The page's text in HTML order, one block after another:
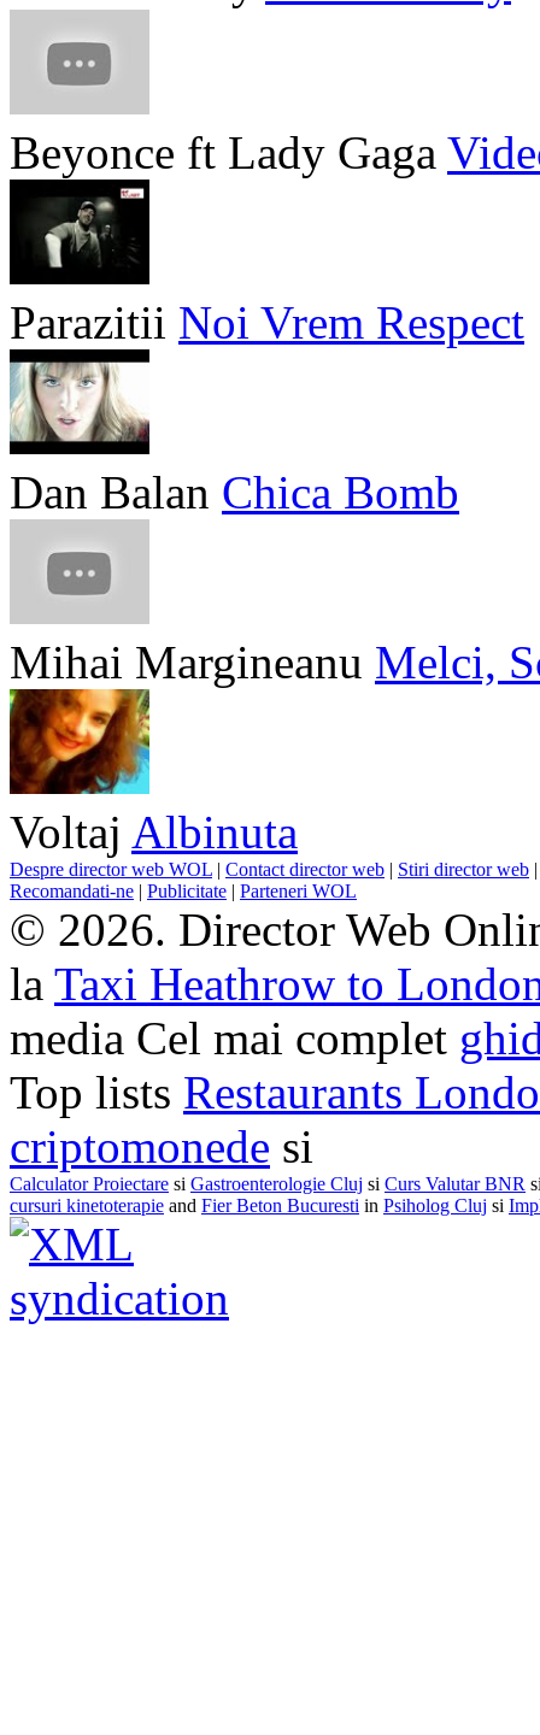
Beyonce ft Lady Gaga
Parazitii Noi Vrem Respect
Dan Balan Chica Bomb
Mihai Margineanu Melci,
Voltaj Albinuta
Despre director web WOL | Contact director web | Stiri director web
Recomandati-ne | Publicitate | Parteneri WOL
© 2026. Director Web
la Taxi Heathrow to
media Cel mai complet
Top lists Restaurants
criptomonede si
Calculator Proiectare si Gastroenterologie Cluj si Curs Valutar BNR
cursuri kinetoterapie and Fier Beton Bucuresti in Psiholog Cluj si